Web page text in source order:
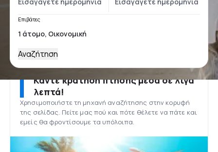
Επιβάτες
Αναζήτηση
Κάντε κράτηση πτήσης μέσα σε λίγα
λεπτά!
Χρησιμοποιήστε τη μηχανή αναζήτησης στην κορυφή
της σελίδας. Πείτε μας πού και πότε θέλετε να πάτε και
εμείς θα φροντίσουμε τα υπόλοιπα.